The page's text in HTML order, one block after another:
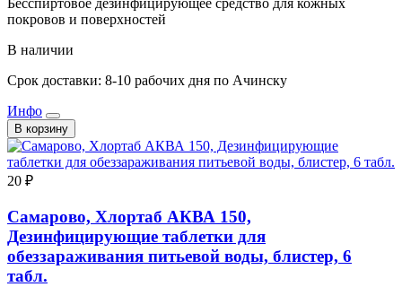
Беcспиртовое дезинфицирующее средство для кожных
покровов и поверхностей
В наличии
Срок доставки: 8-10 рабочих дня по Ачинску
Инфо
В корзину
20 ₽
Самарово, Хлортаб АКВА 150,
Дезинфицирующие таблетки для
обеззараживания питьевой воды, блистер, 6
табл.